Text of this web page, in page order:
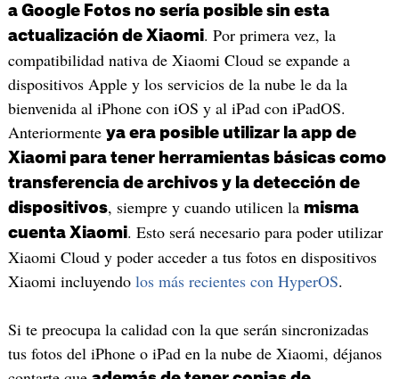
a Google Fotos no sería posible sin esta
actualización de Xiaomi. Por primera vez, la
compatibilidad nativa de Xiaomi Cloud se expande a
dispositivos Apple y los servicios de la nube le da la
bienvenida al iPhone con iOS y al iPad con iPadOS.
Anteriormente ya era posible utilizar la app de
Xiaomi para tener herramientas básicas como
transferencia de archivos y la detección de
dispositivos, siempre y cuando utilicen la misma
cuenta Xiaomi. Esto será necesario para poder utilizar
Xiaomi Cloud y poder acceder a tus fotos en dispositivos
Xiaomi incluyendo los más recientes con HyperOS.
Si te preocupa la calidad con la que serán sincronizadas
tus fotos del iPhone o iPad en la nube de Xiaomi, déjanos